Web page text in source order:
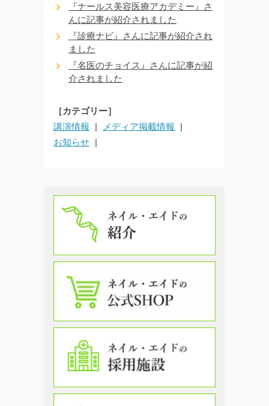
『ナールス美容医療アカデミー』さ
んに記事が紹介されました
『診療ナビ』さんに記事が紹介され
ました
『名医のチョイス』さんに記事が紹
介されました
［カテゴリー］
講演情報
メディア掲載情報
お知らせ